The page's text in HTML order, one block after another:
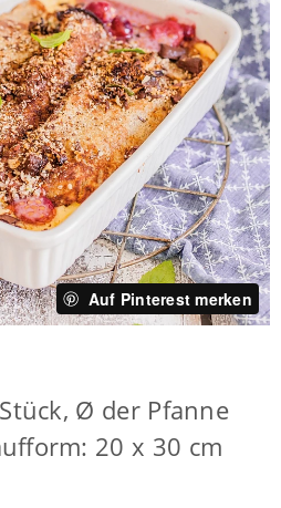
Auf Pinterest merken
Ø der Pfanne
20 x 30 cm